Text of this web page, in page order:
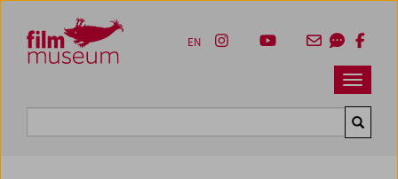
Zum Inhalt
Zum Hauptmenü
Zur Servicenavigation
Zum Suche
Navbar
EN